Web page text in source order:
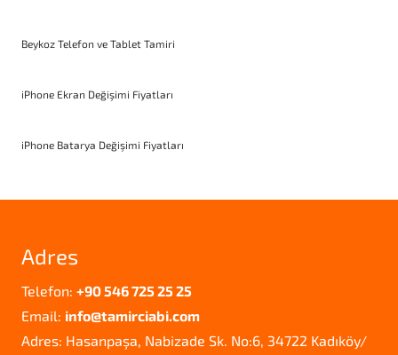
Beykoz Telefon ve Tablet Tamiri
iPhone Ekran Değişimi Fiyatları
iPhone Batarya Değişimi Fiyatları
Adres
Telefon: +90 546 725 25 25
Email: info@tamirciabi.com
Adres: Hasanpaşa, Nabizade Sk. No:6, 34722 Kadıköy/